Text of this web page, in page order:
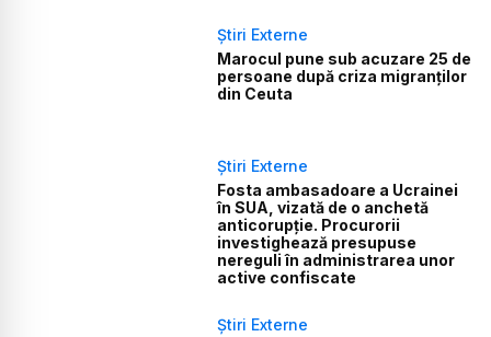
Știri Externe
Marocul pune sub acuzare 25 de
persoane după criza migranților
din Ceuta
Știri Externe
Fosta ambasadoare a Ucrainei
în SUA, vizată de o anchetă
anticorupție. Procurorii
investighează presupuse
nereguli în administrarea unor
active confiscate
Știri Externe